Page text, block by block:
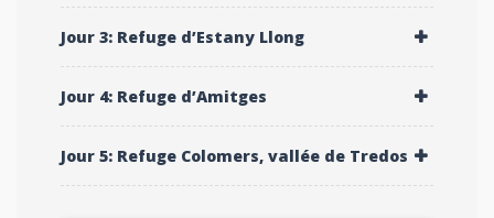
Jour 3: Refuge d’Estany Llong
Jour 4: Refuge d’Amitges
Jour 5: Refuge Colomers, vallée de Tredos